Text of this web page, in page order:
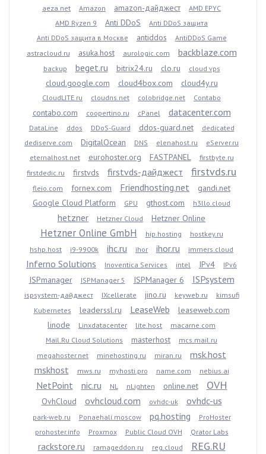
aeza.net Amazon amazon-дайджест
AMD EPYC
AMD Ryzen 9
Anti DDoS
Anti DDoS защита
Anti DDoS защита в Москве
antiddos
AntiDDoS Game
astracloud.ru
asuka.host aurologic.com backblaze.com
backup beget.ru bitrix24.ru clo.ru cloud vps
cloud.google.com cloud4box.com cloud4y.ru
CloudLITE.ru cloudns.net colobridge.net Contabo
contabo.com coopertino.ru cPanel datacenter.com
DataLine ddos DDoS-Guard ddos-guard.net
dedicated
dediserve.com
DigitalOcean DNS elenahost.ru
eServer.ru
eternalhost.net
eurohoster.org FASTPANEL
firstbyte.ru
firstdedic.ru
firstvds firstvds-дайджест firstvds.ru
fleio.com fornex.com Friendhosting.net
gandi.net
Google Cloud Platform
GPU gthost.com h3llo.cloud
hetzner Hetzner Cloud Hetzner Online
Hetzner Online GmbH hip.hosting
hostkey.ru
hshp.host
i9-9900k ihc.ru ihor ihor.ru immers.cloud
Inferno Solutions Inoventica Services intel IPv4 IPv6
ISPmanager ISPManager 5 ISPManager 6 ISPsystem
ispsystem-дайджест IXcellerate jino.ru keyweb.ru
kimsufi
Kubernetes
leaderssl.ru LeaseWeb
leaseweb.com
linode
Linxdatacenter lite.host
macarne.com
Mail.Ru Cloud Solutions
masterhost
mcs.mail.ru
megahoster.net
minehosting.ru miran.ru
msk.host
mskhost
mws.ru myhosti.pro name.com nebius.ai
NetPoint nic.ru NL nLighten online.net OVH
OvhCloud ovhcloud.com ovhdc-uk ovhdc-us
park-web.ru Ponaehali.moscow pq.hosting
ProHoster
prohoster.info
Proxmox Public Cloud OVH Qrator Labs
rackstore.ru ramageddon.ru reg.cloud REG.RU